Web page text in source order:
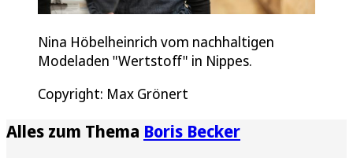
Nina Höbelheinrich vom nachhaltigen
Modeladen "Wertstoff" in Nippes.
Copyright: Max Grönert
Alles zum Thema Boris Becker